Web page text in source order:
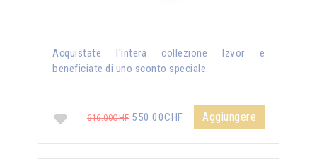
Acquistate l'intera collezione Izvor e
beneficiate di uno sconto speciale.
616.00CHF550.00CHF Aggiungere